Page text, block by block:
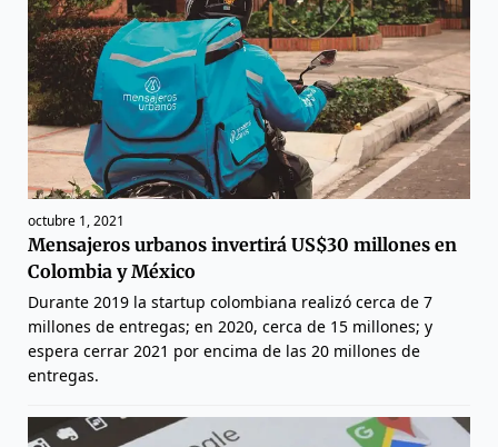
octubre 1, 2021
Mensajeros urbanos invertirá US$30 millones en
Colombia y México
Durante 2019 la startup colombiana realizó cerca de 7
millones de entregas; en 2020, cerca de 15 millones; y
espera cerrar 2021 por encima de las 20 millones de
entregas.